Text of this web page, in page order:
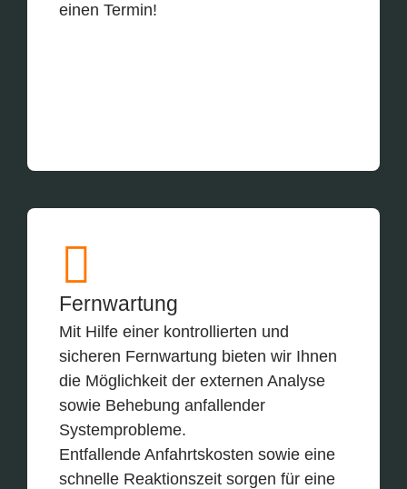
einen Termin!
Fernwartung
Mit Hilfe einer kontrollierten und
sicheren Fernwartung bieten wir Ihnen
die Möglichkeit der externen Analyse
sowie Behebung anfallender
Systemprobleme.
Entfallende Anfahrtskosten sowie eine
schnelle Reaktionszeit sorgen für eine